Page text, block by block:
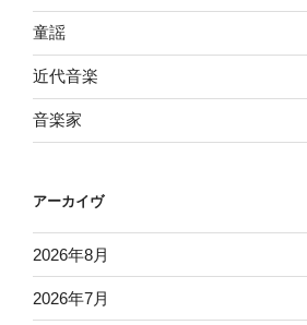
童謡
近代音楽
音楽家
アーカイヴ
2026年8月
2026年7月